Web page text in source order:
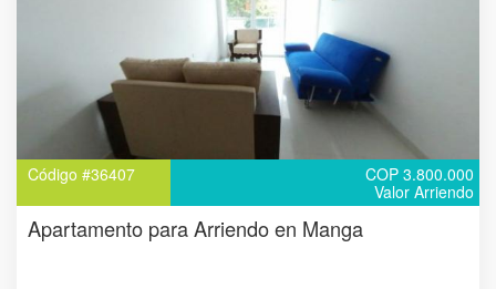
Código #36407
COP 3.800.000
Valor Arriendo
Apartamento para Arriendo en Manga